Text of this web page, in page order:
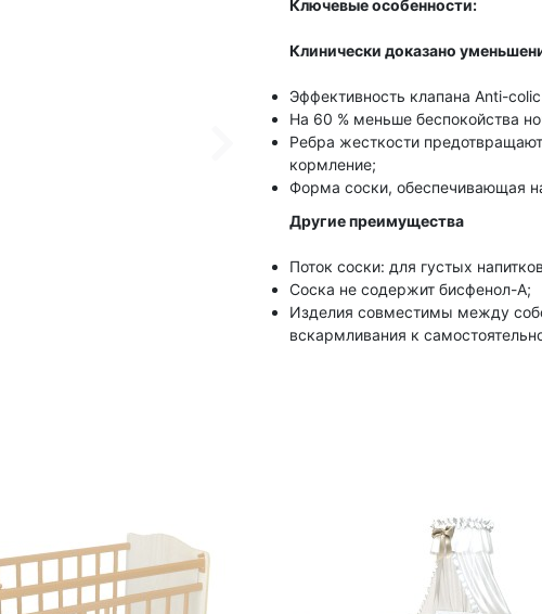
Ключевые особенности:
Клинически доказано
Эффективность клапана Anti-
На 60 % меньше беспокойства
Ребра жесткости
кормление;
Форма соски, обеспечивающая
Другие преимущества
Поток соски: для густых
Соска не содержит бисфенол-А;
Изделия совместимы между
вскармливания к